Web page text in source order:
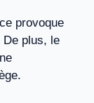
provoque
De plus, le